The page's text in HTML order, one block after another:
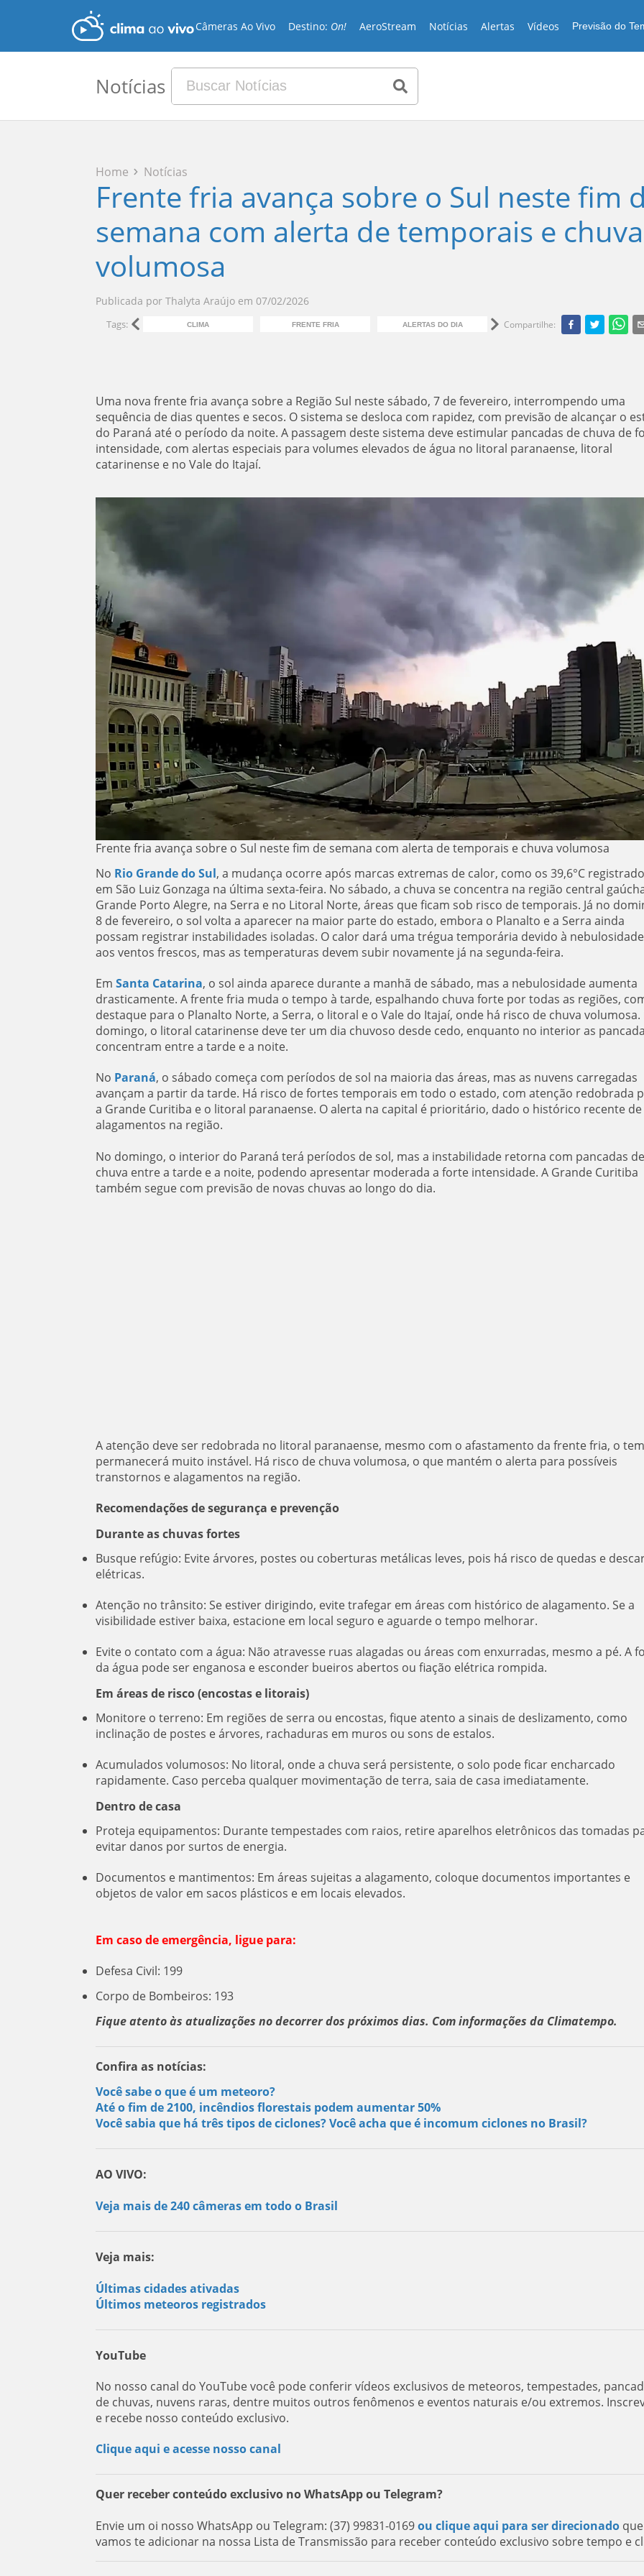
Câmeras Ao Vivo Destino: On! AeroStream Notícias Alertas Vídeos Previsão do
Notícias
Home Notícias
Frente fria avança sobre o Sul neste fim
semana com alerta de temporais e chuva
volumosa
Publicada por Thalyta Araújo em 07/02/2026
Tags: CLIMA FRENTE FRIA ALERTAS DO DIA PREVISÃO DO TEMPO
Compartilhe:
Uma nova frente fria avança sobre a Região Sul neste sábado, 7 de fevereiro, interrompendo uma
sequência de dias quentes e secos. O sistema se desloca com rapidez, com previsão de alcançar o
do Paraná até o período da noite. A passagem deste sistema deve estimular pancadas de chuva de
intensidade, com alertas especiais para volumes elevados de água no litoral paranaense, litoral
catarinense e no Vale do Itajaí.
Frente fria avança sobre o Sul neste fim de semana com alerta de temporais e chuva volumosa
No Rio Grande do Sul, a mudança ocorre após marcas extremas de calor, como os 39,6°C
em São Luiz Gonzaga na última sexta-feira. No sábado, a chuva se concentra na região central
Grande Porto Alegre, na Serra e no Litoral Norte, áreas que ficam sob risco de temporais. Já no
8 de fevereiro, o sol volta a aparecer na maior parte do estado, embora o Planalto e a Serra ainda
possam registrar instabilidades isoladas. O calor dará uma trégua temporária devido à
aos ventos frescos, mas as temperaturas devem subir novamente já na segunda-feira.
Em Santa Catarina, o sol ainda aparece durante a manhã de sábado, mas a nebulosidade aumenta
drasticamente. A frente fria muda o tempo à tarde, espalhando chuva forte por todas as regiões,
destaque para o Planalto Norte, a Serra, o litoral e o Vale do Itajaí, onde há risco de chuva volumosa.
domingo, o litoral catarinense deve ter um dia chuvoso desde cedo, enquanto no interior as
concentram entre a tarde e a noite.
No Paraná, o sábado começa com períodos de sol na maioria das áreas, mas as nuvens carregadas
avançam a partir da tarde. Há risco de fortes temporais em todo o estado, com atenção redobrada
a Grande Curitiba e o litoral paranaense. O alerta na capital é prioritário, dado o histórico recente de
alagamentos na região.
No domingo, o interior do Paraná terá períodos de sol, mas a instabilidade retorna com pancadas de
chuva entre a tarde e a noite, podendo apresentar moderada a forte intensidade. A Grande Curitiba
também segue com previsão de novas chuvas ao longo do dia.
A atenção deve ser redobrada no litoral paranaense, mesmo com o afastamento da frente fria, o
permanecerá muito instável. Há risco de chuva volumosa, o que mantém o alerta para possíveis
transtornos e alagamentos na região.
Recomendações de segurança e prevenção
Durante as chuvas fortes
Busque refúgio: Evite árvores, postes ou coberturas metálicas leves, pois há risco de quedas e
elétricas.
Atenção no trânsito: Se estiver dirigindo, evite trafegar em áreas com histórico de alagamento. Se a
visibilidade estiver baixa, estacione em local seguro e aguarde o tempo melhorar.
Evite o contato com a água: Não atravesse ruas alagadas ou áreas com enxurradas, mesmo a pé. A
da água pode ser enganosa e esconder bueiros abertos ou fiação elétrica rompida.
Em áreas de risco (encostas e litorais)
Monitore o terreno: Em regiões de serra ou encostas, fique atento a sinais de deslizamento, como
inclinação de postes e árvores, rachaduras em muros ou sons de estalos.
Acumulados volumosos: No litoral, onde a chuva será persistente, o solo pode ficar encharcado
rapidamente. Caso perceba qualquer movimentação de terra, saia de casa imediatamente.
Dentro de casa
Proteja equipamentos: Durante tempestades com raios, retire aparelhos eletrônicos das tomadas
evitar danos por surtos de energia.
Documentos e mantimentos: Em áreas sujeitas a alagamento, coloque documentos importantes e
objetos de valor em sacos plásticos e em locais elevados.
Em caso de emergência, ligue para:
Defesa Civil: 199
Corpo de Bombeiros: 193
Fique atento às atualizações no decorrer dos próximos dias. Com informações da Climatempo.
Confira as notícias:
Você sabe o que é um meteoro?
Até o fim de 2100, incêndios florestais podem aumentar 50%
Você sabia que há três tipos de ciclones? Você acha que é incomum ciclones no Brasil?
AO VIVO:
Veja mais de 240 câmeras em todo o Brasil
Veja mais:
Últimas cidades ativadas
Últimos meteoros registrados
YouTube
No nosso canal do YouTube você pode conferir vídeos exclusivos de meteoros, tempestades,
de chuvas, nuvens raras, dentre muitos outros fenômenos e eventos naturais e/ou extremos.
e recebe nosso conteúdo exclusivo.
Clique aqui e acesse nosso canal
Quer receber conteúdo exclusivo no WhatsApp ou Telegram?
Envie um oi nosso WhatsApp ou Telegram: (37) 99831-0169ou clique aqui para ser direcionado que
vamos te adicionar na nossa Lista de Transmissão para receber conteúdo exclusivo sobre tempo e